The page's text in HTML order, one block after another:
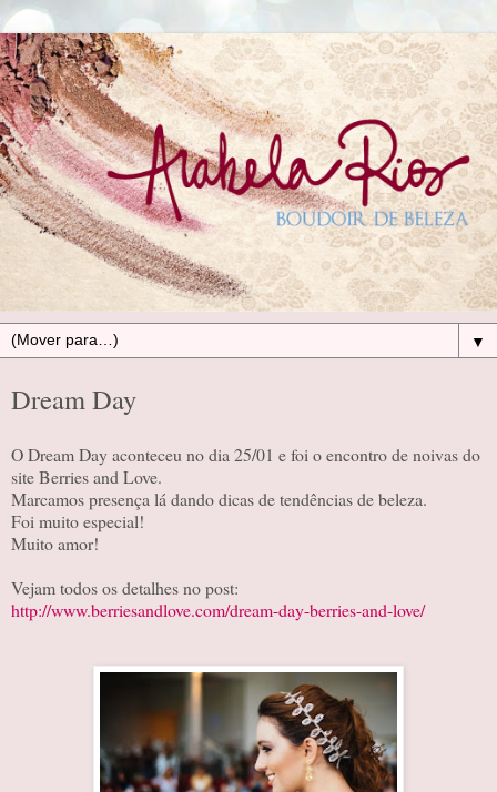
▼
Dream Day
O Dream Day aconteceu no dia 25/01 e foi o encontro de noivas do
site Berries and Love.
Marcamos presença lá dando dicas de tendências de beleza.
Foi muito especial!
Muito amor!
Vejam todos os detalhes no post:
http://www.berriesandlove.com/dream-day-berries-and-love/